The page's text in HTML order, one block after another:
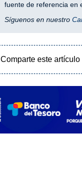
fuente de referencia en
Síguenos en nuestro
Comparte este artículo